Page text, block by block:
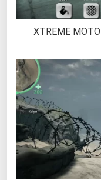
XTREME